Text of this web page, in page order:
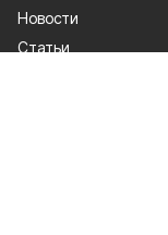
Новости
Статьи